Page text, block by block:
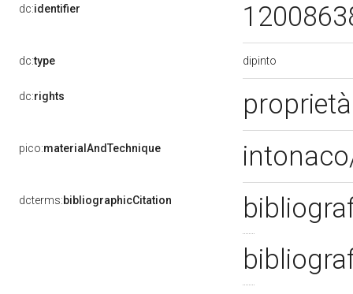
dc:identifier
dc:type dipinto
dc:rights
pico:materialAndTechnique
dcterms:bibliographicCitation